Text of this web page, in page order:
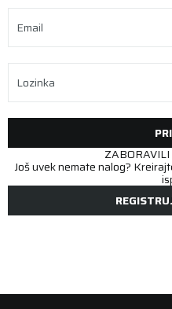
Email
Lozinka
Još uvek nemate nalog?